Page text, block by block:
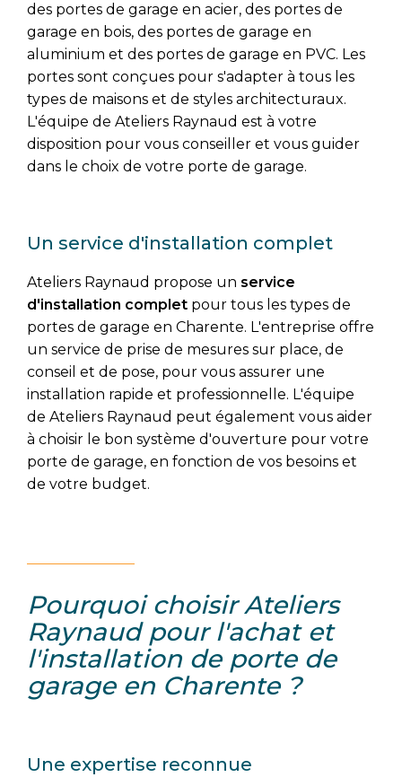
des portes de garage en acier, des portes de
garage en bois, des portes de garage en
aluminium et des portes de garage en PVC. Les
portes sont conçues pour s'adapter à tous les
types de maisons et de styles architecturaux.
L'équipe de Ateliers Raynaud est à votre
disposition pour vous conseiller et vous guider
dans le choix de votre porte de garage.
Un service d'installation complet
Ateliers Raynaud propose un service
d'installation complet pour tous les types de
portes de garage en Charente. L'entreprise offre
un service de prise de mesures sur place, de
conseil et de pose, pour vous assurer une
installation rapide et professionnelle. L'équipe
de Ateliers Raynaud peut également vous aider
à choisir le bon système d'ouverture pour votre
porte de garage, en fonction de vos besoins et
de votre budget.
Pourquoi choisir Ateliers
Raynaud pour l'achat et
l'installation de porte de
garage en Charente ?
Une expertise reconnue